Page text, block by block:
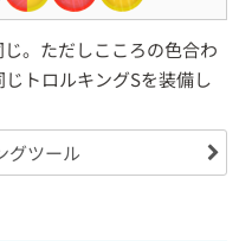
。ただしこころの色合わ
じトロルキングSを装備し
グツール